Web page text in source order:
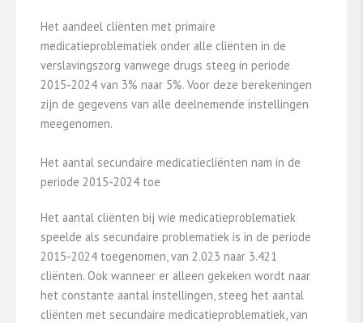
Het aandeel cliënten met primaire
medicatieproblematiek onder alle cliënten in de
verslavingszorg vanwege drugs steeg in periode
2015-2024 van 3% naar 5%. Voor deze berekeningen
zijn de gegevens van alle deelnemende instellingen
meegenomen.
Het aantal secundaire medicatiecliënten nam in de
periode 2015-2024 toe
Het aantal cliënten bij wie medicatieproblematiek
speelde als secundaire problematiek is in de periode
2015-2024 toegenomen, van 2.023 naar 3.421
cliënten. Ook wanneer er alleen gekeken wordt naar
het constante aantal instellingen, steeg het aantal
cliënten met secundaire medicatieproblematiek, van